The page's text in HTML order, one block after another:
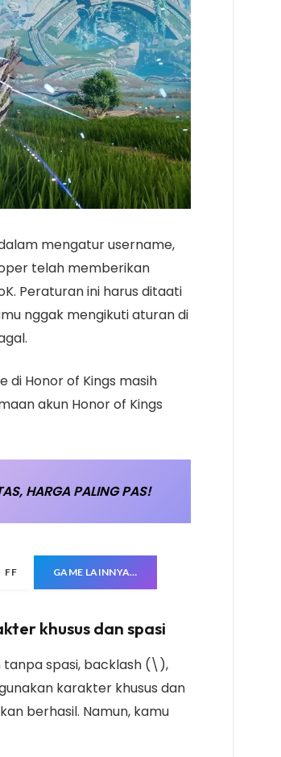
mengatur username,
telah memberikan
Peraturan ini harus ditaati
nggak mengikuti aturan di
di Honor of Kings masih
akun Honor of Kings
HARGA PALING PAS!
FF GAME LAINNYA…
khusus dan spasi
tanpa spasi, backlash (\),
karakter khusus dan
berhasil. Namun, kamu